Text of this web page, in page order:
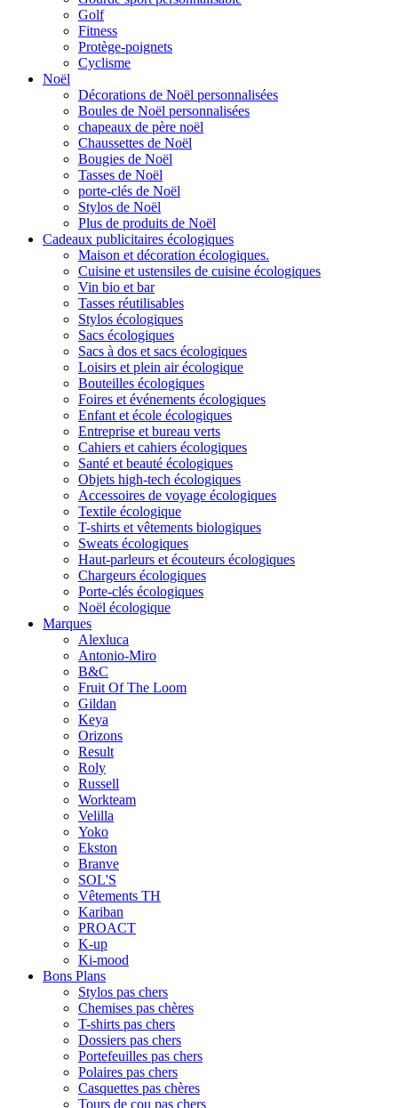
Golf
Fitness
Protège-poignets
Cyclisme
Noël
Décorations de Noël personnalisées
Boules de Noël personnalisées
chapeaux de père noël
Chaussettes de Noël
Bougies de Noël
Tasses de Noël
porte-clés de Noël
Stylos de Noël
Plus de produits de Noël
Cadeaux publicitaires écologiques
Maison et décoration écologiques.
Cuisine et ustensiles de cuisine écologiques
Vin bio et bar
Tasses réutilisables
Stylos écologiques
Sacs écologiques
Sacs à dos et sacs écologiques
Loisirs et plein air écologique
Bouteilles écologiques
Foires et événements écologiques
Enfant et école écologiques
Entreprise et bureau verts
Cahiers et cahiers écologiques
Santé et beauté écologiques
Objets high-tech écologiques
Accessoires de voyage écologiques
Textile écologique
T-shirts et vêtements biologiques
Sweats écologiques
Haut-parleurs et écouteurs écologiques
Chargeurs écologiques
Porte-clés écologiques
Noël écologique
Marques
Alexluca
Antonio-Miro
B&C
Fruit Of The Loom
Gildan
Keya
Orizons
Result
Roly
Russell
Workteam
Velilla
Yoko
Ekston
Branve
SOL'S
Vêtements TH
Kariban
PROACT
K-up
Ki-mood
Bons Plans
Stylos pas chers
Chemises pas chères
T-shirts pas chers
Dossiers pas chers
Portefeuilles pas chers
Polaires pas chers
Casquettes pas chères
Tours de cou pas chers